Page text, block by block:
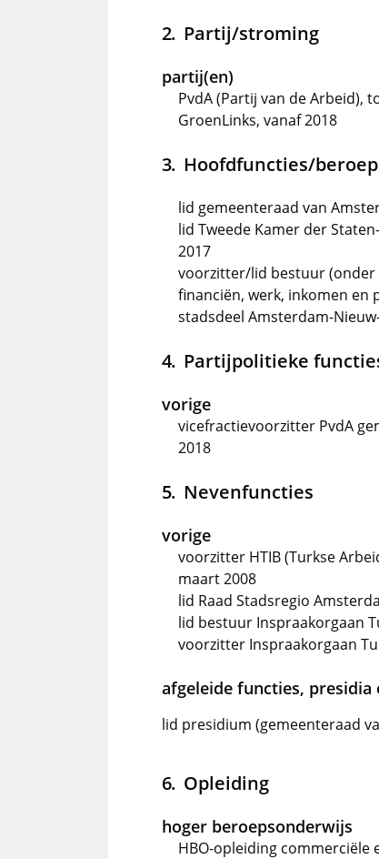
Partij/stroming
partij(en)
PvdA (Partij van de Arbeid),
GroenLinks, vanaf 2018
Hoofdfuncties/
lid gemeenteraad van
lid Tweede Kamer der
2017
voorzitter/lid bestuur (onder
financiën, werk, inkomen en
stadsdeel Amsterdam-
Partijpolitieke
vorige
vicefractievoorzitter PvdA
2018
Nevenfuncties
vorige
voorzitter HTIB (Turkse
maart 2008
lid Raad Stadsregio
lid bestuur Inspraakorgaan
voorzitter Inspraakorgaan
afgeleide functies, presidia
lid presidium (gemeenteraad
Opleiding
hoger beroepsonderwijs
HBO-opleiding commerciële